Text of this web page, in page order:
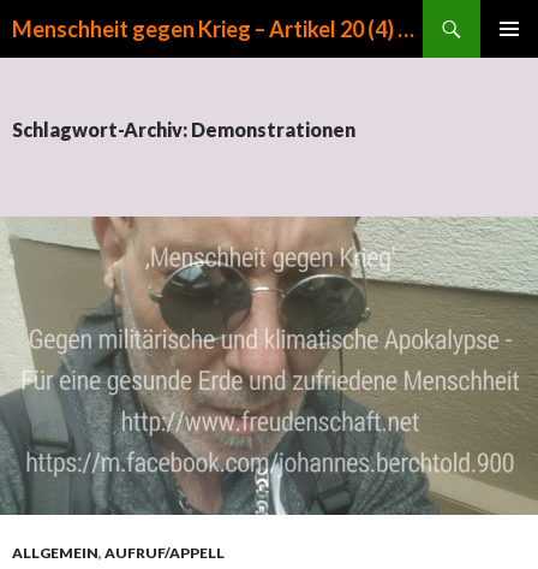
Menschheit gegen Krieg – Artikel 20 (4) GG
Schlagwort-Archiv: Demonstrationen
ALLGEMEIN, AUFRUF/APPELL